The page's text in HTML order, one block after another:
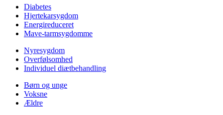
Diabetes
Hjertekarsygdom
Energireduceret
Mave-tarmsygdomme
Nyresygdom
Overfølsomhed
Individuel diætbehandling
Børn og unge
Voksne
Ældre